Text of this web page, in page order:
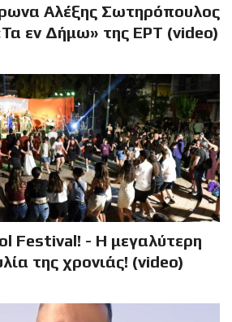
Αλέξης Σωτηρόπουλος
εν Δήμω» της ΕΡΤ (video)
Festival! - Η μεγαλύτερη
της χρονιάς! (video)